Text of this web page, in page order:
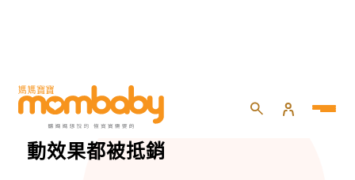
HOME 親子 健康百寶箱
外食恐讓人加速老化！研究：連運
動效果都被抵銷